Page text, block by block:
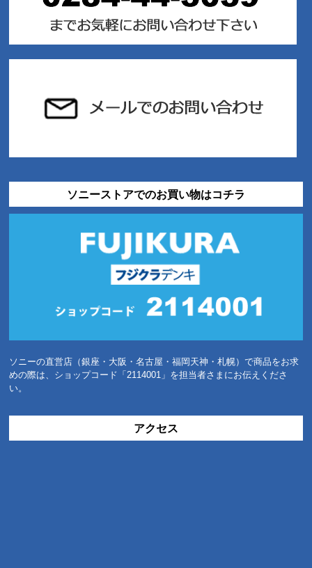
ソニーストアでのお買い物はコチラ
ソニーの直営店（銀座・大阪・名古屋・福岡天神・札幌）で商品をお求
めの際は、ショップコード「2114001」を担当者さまにお伝えくださ
い。
アクセス